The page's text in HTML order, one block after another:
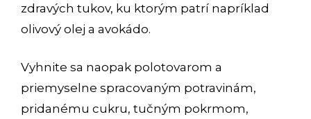
zdravých tukov, ku ktorým patrí napríklad
olivový olej a avokádo.
Vyhnite sa naopak polotovarom a
priemyselne spracovaným potravinám,
pridanému cukru, tučným pokrmom,